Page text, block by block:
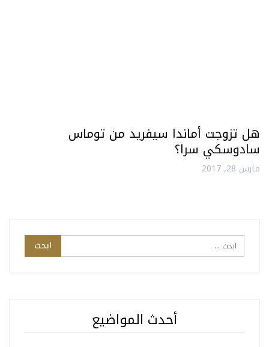
هل تزوجت أماندا سيفريد من توماس
سادوسكي سرا؟
مارس 28, 2017
أحدث المواضيع